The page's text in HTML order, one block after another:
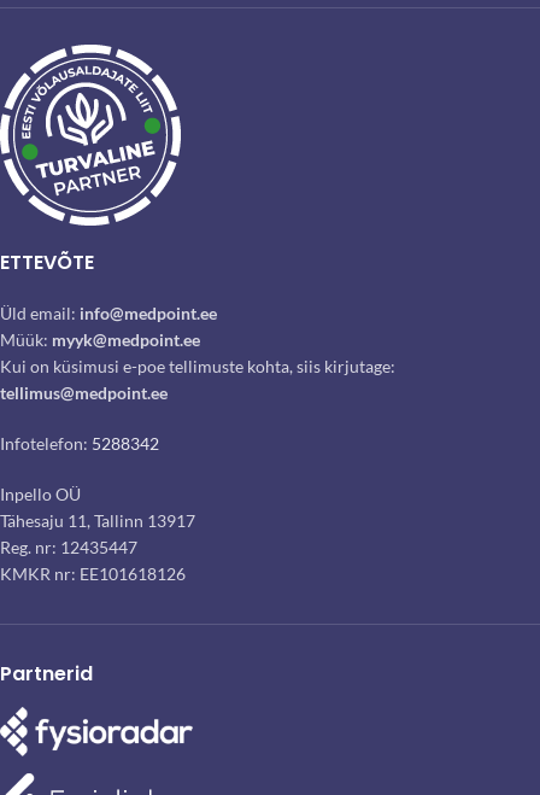
ETTEVÕTE
Üld email: info@medpoint.ee
Müük: myyk@medpoint.ee
Kui on küsimusi e-poe tellimuste kohta, siis kirjutage:
tellimus@medpoint.ee
Infotelefon: 5288342
Inpello OÜ
Tähesaju 11, Tallinn 13917
Reg. nr: 12435447
KMKR nr: EE101618126
Partnerid